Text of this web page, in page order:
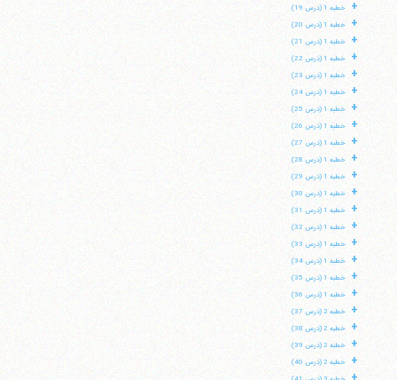
+ خطبه 1 (درس 19)
+ خطبه 1 (درس 20)
+ خطبه 1 (درس 21)
+ خطبه 1 (درس 22)
+ خطبه 1 (درس 23)
+ خطبه 1 (درس 24)
+ خطبه 1 (درس 25)
+ خطبه 1 (درس 26)
+ خطبه 1 (درس 27)
+ خطبه 1 (درس 28)
+ خطبه 1 (درس 29)
+ خطبه 1 (درس 30)
+ خطبه 1 (درس 31)
+ خطبه 1 (درس 32)
+ خطبه 1 (درس 33)
+ خطبه 1 (درس 34)
+ خطبه 1 (درس 35)
+ خطبه 1 (درس 36)
+ خطبه 2 (درس 37)
+ خطبه 2 (درس 38)
+ خطبه 2 (درس 39)
+ خطبه 2 (درس 40)